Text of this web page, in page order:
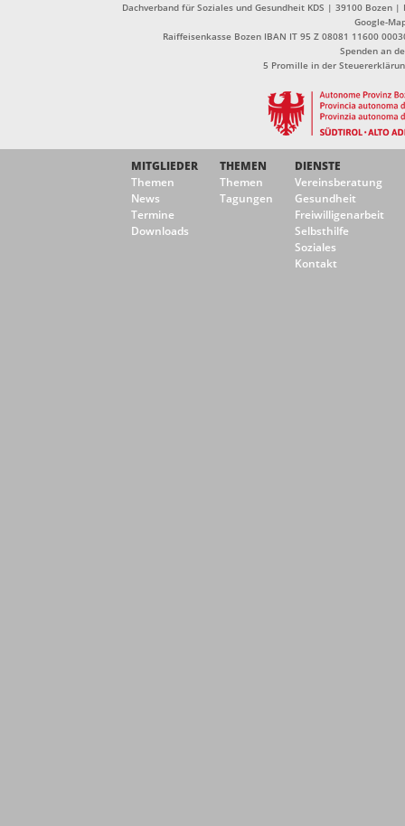
Dachverband für Soziales und Gesundheit KDS | 39100
Google-
Raiffeisenkasse Bozen IBAN IT 95 Z 08081 11600
Spenden an
5 Promille in der
MITGLIEDER
Themen
News
Termine
Downloads
THEMEN
Themen
Tagungen
DIENSTE
Vereinsberatung
Gesundheit
Freiwilligenarbeit
Selbsthilfe
Soziales
Kontakt